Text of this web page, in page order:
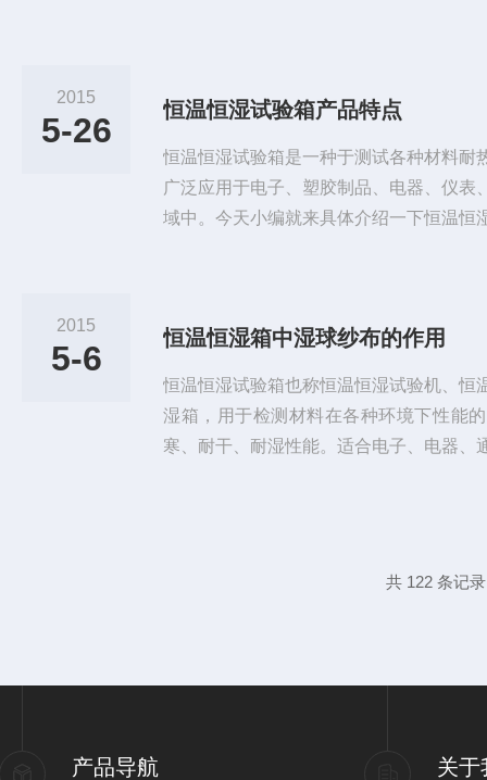
就说明主制冷机组的制冷剂量明显不足。
2015
5-26
恒温恒湿试验箱产品特点
恒温恒湿试验箱是一种于测试各种材料耐
广泛应用于电子、塑胶制品、电器、仪表
域中。今天小编就来具体介绍一下恒温恒
玻璃观窗口，大型观测视窗附照明灯保持
2015
5-6
恒温恒湿箱中湿球纱布的作用
恒温恒湿试验箱也称恒温恒湿试验机、恒
湿箱，用于检测材料在各种环境下性能
寒、耐干、耐湿性能。适合电子、电器、
共 122 条记
产品导航 关于